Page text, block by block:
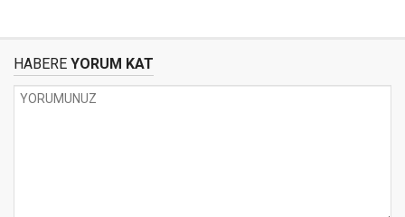
HABERE YORUM KAT